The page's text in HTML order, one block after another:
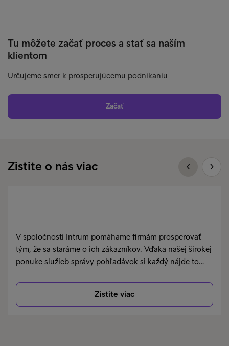
Tu môžete začať proces a stať sa naším
klientom
Určujeme smer k prosperujúcemu podnikaniu
Začať
Zistite o nás viac
V spoločnosti Intrum pomáhame firmám prosperovať
tým, že sa staráme o ich zákazníkov. Vďaka našej širokej
ponuke služieb správy pohľadávok si každý nájde to…
Zistite viac